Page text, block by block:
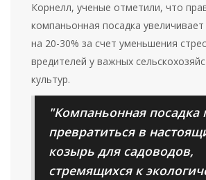
Корнелл, ученые отметили, что
компаньонная посадка
на 20-30% за счет уменьшения
вредителей у важных
культур.
"Компаньонная посадка
превратиться в
козырь для садоводов,
стремящихся к